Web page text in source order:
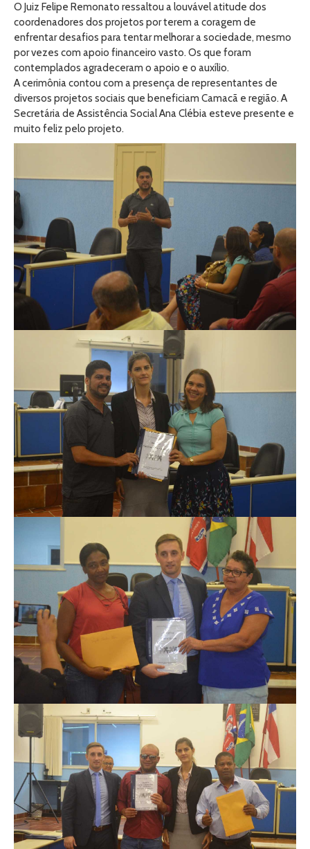
O Juiz Felipe Remonato ressaltou a louvável atitude dos
coordenadores dos projetos por terem a coragem de
enfrentar desafios para tentar melhorar a sociedade, mesmo
por vezes com apoio financeiro vasto. Os que foram
contemplados agradeceram o apoio e o auxílio.
A cerimônia contou com a presença de representantes de
diversos projetos sociais que beneficiam Camacã e região. A
Secretária de Assistência Social Ana Clébia esteve presente e
muito feliz pelo projeto.